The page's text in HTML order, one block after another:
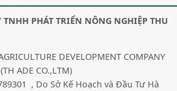
TNHH PHÁT TRIỂN NÔNG NGHIỆP THU
DEVELOPMENT COMPANY
ADE CO.,LTM)
, Do Sở Kế Hoạch và Đầu Tư Hà